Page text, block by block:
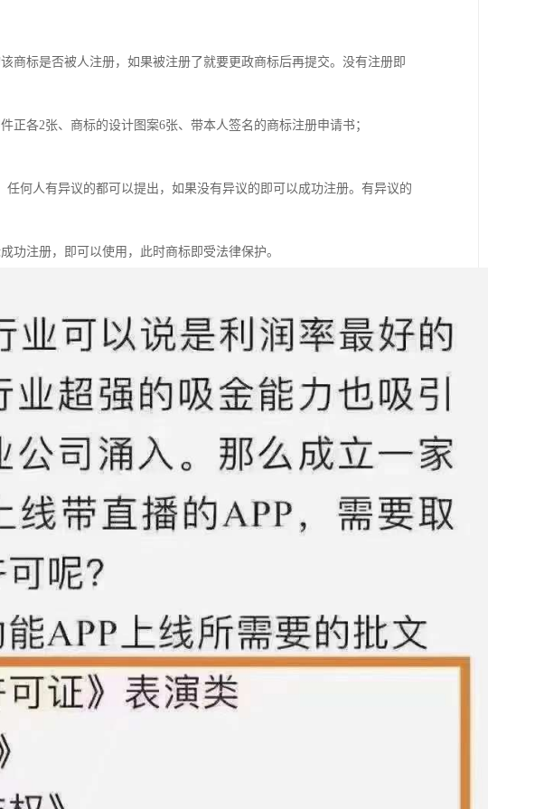
商标是否被人注册，如果被注册了就要更政商标后再提交。没有注册即
各2张、商标的设计图案6张、带本人签名的商标注册申请书；
何人有异议的都可以提出，如果没有异议的即可以成功注册。有异议的
功注册，即可以使用，此时商标即受法律保护。